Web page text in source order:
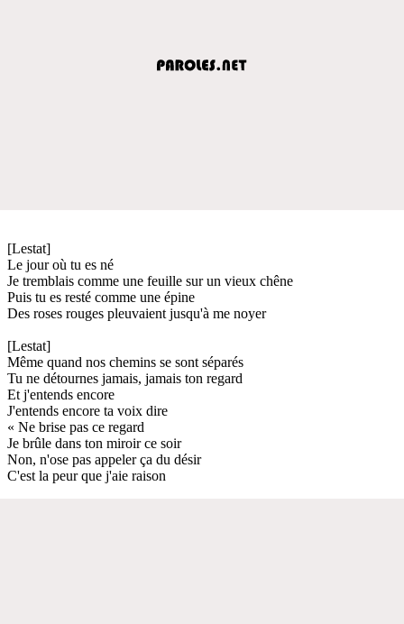
[Lestat]
Le jour où tu es né
Je tremblais comme une feuille sur un vieux chêne
Puis tu es resté comme une épine
Des roses rouges pleuvaient jusqu'à me noyer
[Lestat]
Même quand nos chemins se sont séparés
Tu ne détournes jamais, jamais ton regard
Et j'entends encore
J'entends encore ta voix dire
« Ne brise pas ce regard
Je brûle dans ton miroir ce soir
Non, n'ose pas appeler ça du désir
C'est la peur que j'aie raison